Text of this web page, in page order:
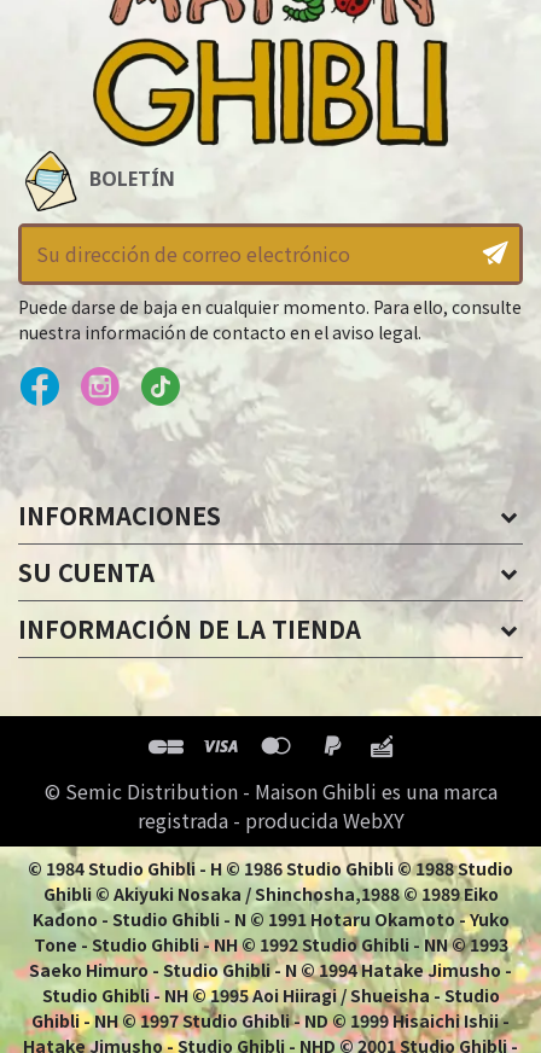
BOLETÍN
Puede darse de baja en cualquier momento. Para ello, consulte
nuestra información de contacto en el aviso legal.
INFORMACIONES
SU CUENTA
INFORMACIÓN DE LA TIENDA
© Semic Distribution - Maison Ghibli es una marca
registrada - producida WebXY
© 1984 Studio Ghibli - H © 1986 Studio Ghibli © 1988 Studio
Ghibli © Akiyuki Nosaka / Shinchosha,1988 © 1989 Eiko
Kadono - Studio Ghibli - N © 1991 Hotaru Okamoto - Yuko
Tone - Studio Ghibli - NH © 1992 Studio Ghibli - NN © 1993
Saeko Himuro - Studio Ghibli - N © 1994 Hatake Jimusho -
Studio Ghibli - NH © 1995 Aoi Hiiragi / Shueisha - Studio
Ghibli - NH © 1997 Studio Ghibli - ND © 1999 Hisaichi Ishii -
Hatake Jimusho - Studio Ghibli - NHD © 2001 Studio Ghibli -